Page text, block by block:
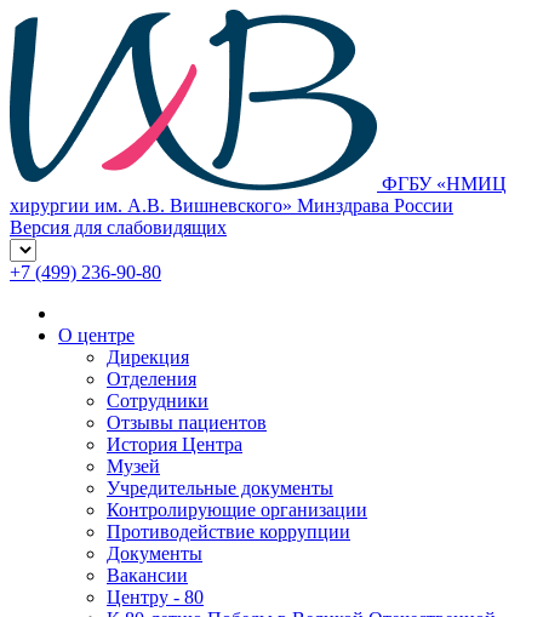
ФГБУ «НМИЦ
хирургии им. А.В. Вишневского» Минздрава России
Версия для слабовидящих
+7 (499) 236-90-80
О центре
Дирекция
Отделения
Сотрудники
Отзывы пациентов
История Центра
Музей
Учредительные документы
Контролирующие организации
Противодействие коррупции
Документы
Вакансии
Центру - 80